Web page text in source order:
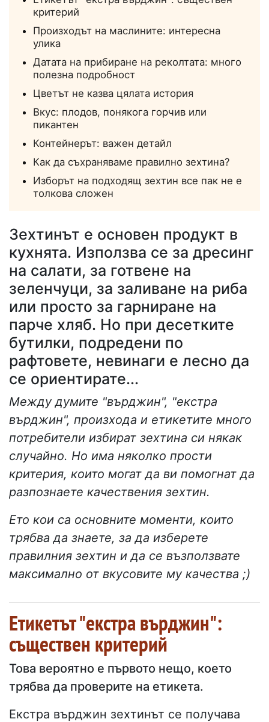
критерий
Произходът на маслините: интересна
улика
Датата на прибиране на реколтата: много
полезна подробност
Цветът не казва цялата история
Вкус: плодов, понякога горчив или
пикантен
Контейнерът: важен детайл
Как да съхраняваме правилно зехтина?
Изборът на подходящ зехтин все пак не е
толкова сложен
Зехтинът е основен продукт в
кухнята. Използва се за дресинг
на салати, за готвене на
зеленчуци, за заливане на риба
или просто за гарниране на
парче хляб. Но при десетките
бутилки, подредени по
рафтовете, невинаги е лесно да
се ориентирате...
Между думите "върджин", "екстра
върджин", произхода и етикетите много
потребители избират зехтина си някак
случайно. Но има няколко прости
критерия, които могат да ви помогнат да
разпознаете качествения зехтин.
Ето кои са основните моменти, които
трябва да знаете, за да изберете
правилния зехтин и да се възползвате
максимално от вкусовите му качества ;)
Етикетът "екстра върджин":
съществен критерий
Това вероятно е първото нещо, което
трябва да проверите на етикета.
Екстра върджин зехтинът се получава